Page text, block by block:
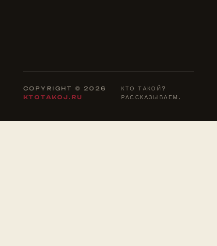
COPYRIGHT © 2026
KTOTAKOJ.RU
КТО ТАКОЙ?
РАССКАЗЫВАЕМ.